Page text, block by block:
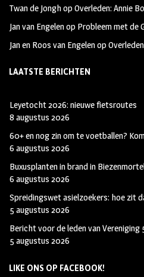
Twan de JonghopOverleden: Annie
Jan van Engelenop Probleem met de
Jan en Roos van Engelenop
LAATSTE BERICHTEN
Leyetocht 2026: nieuwe fietsroutes
8 augustus 2026
60+ en nog zin om te voetballen?
6 augustus 2026
Buxusplanten in brand in
6 augustus 2026
Spreidingswet asielzoekers: hoe zit
5 augustus 2026
Bericht voor de leden van Vereniging
5 augustus 2026
LIKE ONS OP FACEBOOK!